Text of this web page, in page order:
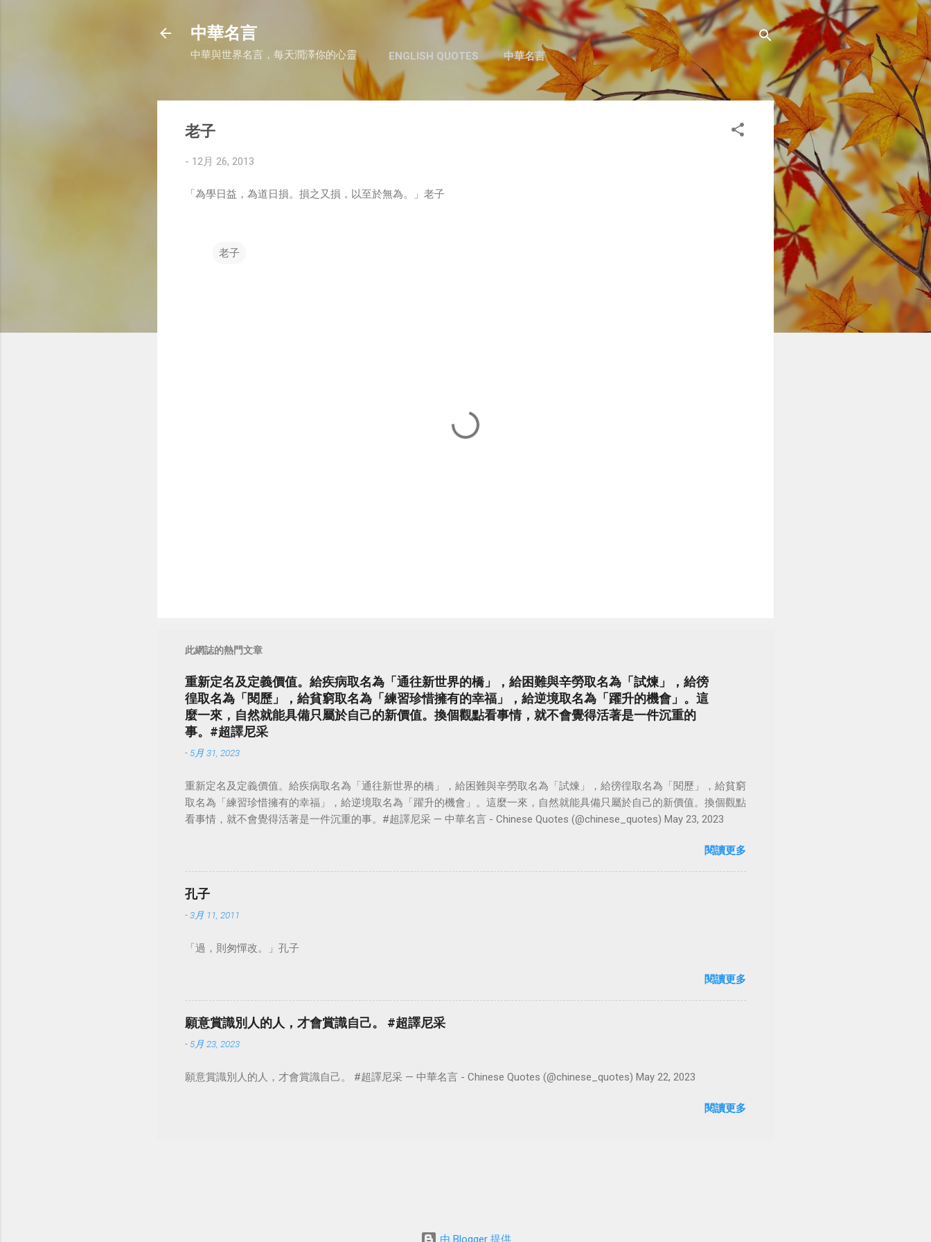
跳至主要內容
中華名言
中華與世界名言，每天潤澤你的心靈 ENGLISH QUOTES 中華名言
老子
- 12月 26, 2013
「為學日益，為道日損。損之又損，以至於無為。」老子
老子
此網誌的熱門文章
重新定名及定義價值。給疾病取名為「通往新世界的橋」，給困難與辛勞取名為「試煉」，給徬
徨取名為「閱歷」，給貧窮取名為「練習珍惜擁有的幸福」，給逆境取名為「躍升的機會」。這
麼一來，自然就能具備只屬於自己的新價值。換個觀點看事情，就不會覺得活著是一件沉重的
事。#超譯尼采
- 5月 31, 2023
重新定名及定義價值。給疾病取名為「通往新世界的橋」，給困難與辛勞取名為「試煉」，給徬徨取名為「閱歷」，給貧窮
取名為「練習珍惜擁有的幸福」，給逆境取名為「躍升的機會」。這麼一來，自然就能具備只屬於自己的新價值。換個觀點
看事情，就不會覺得活著是一件沉重的事。#超譯尼采 — 中華名言 - Chinese Quotes (@chinese_quotes) May 23, 2023
閱讀更多
孔子
-3月 11, 2011
「過，則匆憚改。」孔子
閱讀更多
願意賞識別人的人，才會賞識自己。 #超譯尼采
- 5月 23, 2023
願意賞識別人的人，才會賞識自己。 #超譯尼采 — 中華名言 - Chinese Quotes (@chinese_quotes) May 22, 2023
閱讀更多
由 Blogger 提供